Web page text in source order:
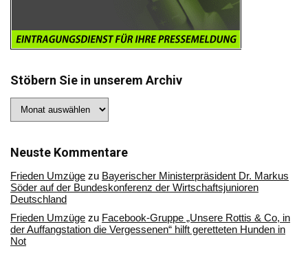
Stöbern Sie in unserem Archiv
Sie
Archiv
Neuste Kommentare
Frieden Umzüge zu Bayerischer Ministerpräsident Dr. Markus
Söder auf der Bundeskonferenz der Wirtschaftsjunioren
Deutschland
Frieden Umzüge zu Facebook-Gruppe „Unsere Rottis & Co, in
der Auffangstation die Vergessenen“ hilft geretteten Hunden in
Not